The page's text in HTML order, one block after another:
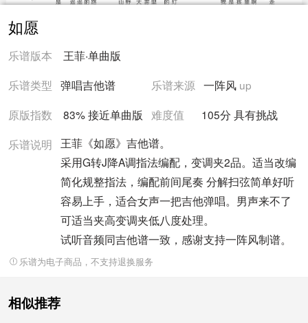
如愿
乐谱版本 王菲·单曲版
乐谱类型
弹唱吉他谱 乐谱来源 一阵风up
原版指数
83% 接近单曲版 难度值 105分 具有挑战
乐谱说明 王菲《如愿》吉他谱。
采用G转J降A调指法编配，变调夹2品。适当改编
简化规整指法，编配前间尾奏 分解扫弦简单好听
容易上手，适合女声一把吉他弹唱。男声来不了
可适当夹高变调夹低八度处理。
试听音频同吉他谱一致，感谢支持一阵风制谱。
乐谱为电子商品，不支持退换服务
相似推荐